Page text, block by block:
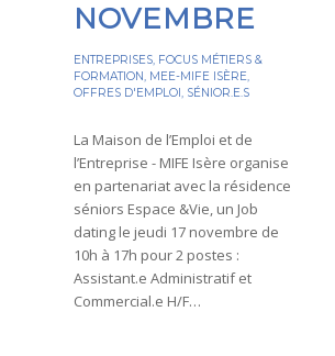
NOVEMBRE
ENTREPRISES, FOCUS MÉTIERS &
FORMATION, MEE-MIFE ISÈRE,
OFFRES D'EMPLOI , SÉNIOR.E.S
La Maison de l’Emploi et de
l’Entreprise - MIFE Isère organise
en partenariat avec la résidence
séniors Espace &Vie, un Job
dating le jeudi 17 novembre de
10h à 17h pour 2 postes :
Assistant.e Administratif et
Commercial.e H/F…